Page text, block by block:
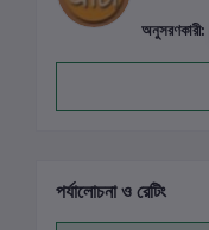
অনুসরণকারী:
পর্যালোচনা ও রেটিং